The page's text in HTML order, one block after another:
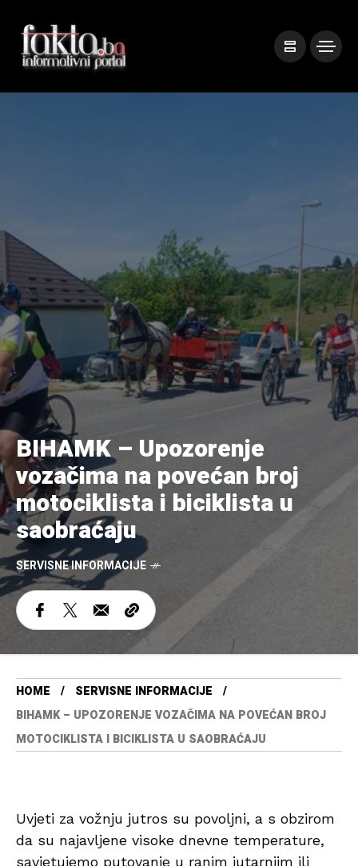
BIHAMK – Upozorenje
vozačima na povećan broj
motociklista i biciklista u
saobraćaju
SERVISNE INFORMACIJE
HOME
SERVISNE INFORMACIJE
BIHAMK – UPOZORENJE VOZAČIMA NA POVEĆAN BROJ
MOTOCIKLISTA I BICIKLISTA U SAOBRAĆAJU
Uvjeti za vožnju jutros su povoljni, a s obzirom
da su najavljene visoke dnevne temperature,
savjetujemo putovanje u ranim jutarnjim ili